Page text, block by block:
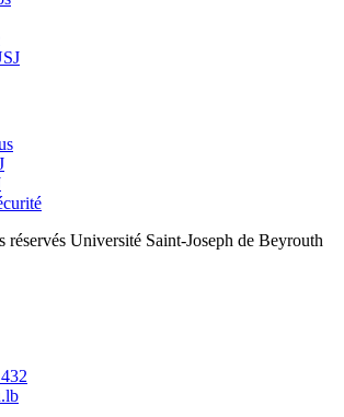
réservés Université Saint-Joseph de Beyrouth